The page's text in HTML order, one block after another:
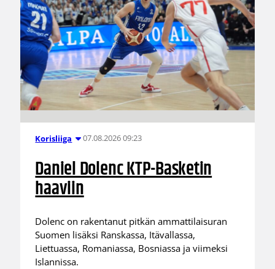
Korisliiga 07.08.2026 09:23
Daniel Dolenc KTP-Basketin
haaviin
Dolenc on rakentanut pitkän ammattilaisuran
Suomen lisäksi Ranskassa, Itävallassa,
Liettuassa, Romaniassa, Bosniassa ja viimeksi
Islannissa.